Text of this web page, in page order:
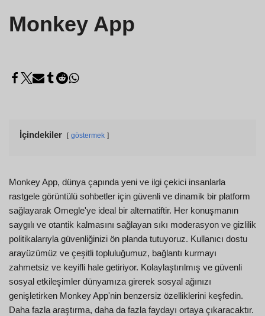
Monkey App
İçindekiler göstermek
Monkey App, dünya çapında yeni ve ilgi çekici insanlarla
rastgele görüntülü sohbetler için güvenli ve dinamik bir platform
sağlayarak Omegle'ye ideal bir alternatiftir. Her konuşmanın
saygılı ve otantik kalmasını sağlayan sıkı moderasyon ve gizlilik
politikalarıyla güvenliğinizi ön planda tutuyoruz. Kullanıcı dostu
arayüzümüz ve çeşitli topluluğumuz, bağlantı kurmayı
zahmetsiz ve keyifli hale getiriyor. Kolaylaştırılmış ve güvenli
sosyal etkileşimler dünyamıza girerek sosyal ağınızı
genişletirken Monkey App'nin benzersiz özelliklerini keşfedin.
Daha fazla araştırma, daha da fazla faydayı ortaya çıkaracaktır.